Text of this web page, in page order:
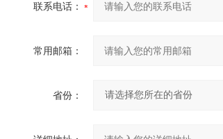
联系电话：
常用邮箱：
省份：